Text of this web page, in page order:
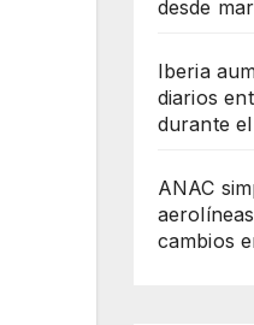
desde
Iberia
diarios
durante
ANAC
cambios